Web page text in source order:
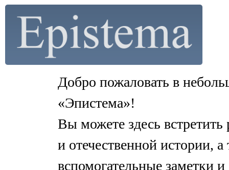
Добро пожаловать в
«Эпистема»!
Вы можете здесь
и отечественной истории,
вспомогательные заметки